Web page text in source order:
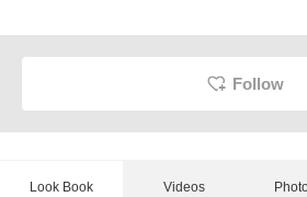
Follow
Look Book Videos